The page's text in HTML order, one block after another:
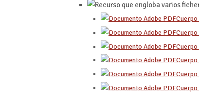
Cuerpo
Cuerpo
Cuerpo
Cuerpo
Cuerpo
Cuerpo